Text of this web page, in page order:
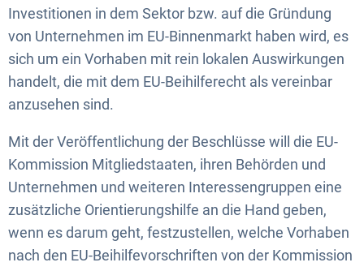
Investitionen in dem Sektor bzw. auf die Gründung
von Unternehmen im EU-Binnenmarkt haben wird, es
sich um ein Vorhaben mit rein lokalen Auswirkungen
handelt, die mit dem EU-Beihilferecht als vereinbar
anzusehen sind.
Mit der Veröffentlichung der Beschlüsse will die EU-
Kommission Mitgliedstaaten, ihren Behörden und
Unternehmen und weiteren Interessengruppen eine
zusätzliche Orientierungshilfe an die Hand geben,
wenn es darum geht, festzustellen, welche Vorhaben
nach den EU-Beihilfevorschriften von der Kommission